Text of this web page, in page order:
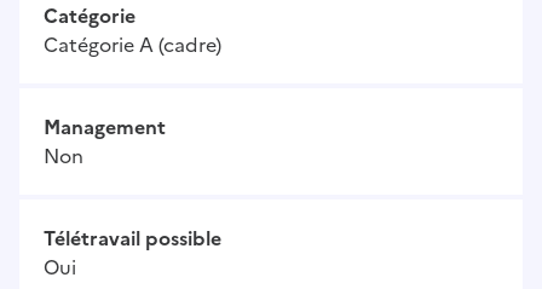
Catégorie
Catégorie A (cadre)
Management
Non
Télétravail possible
Oui